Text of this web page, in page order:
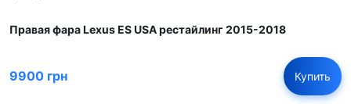
Правая фара Lexus ES USA рестайлинг 2015-2018
9900 грн Купить